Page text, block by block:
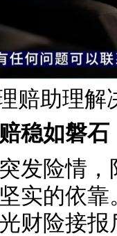
赔助理
稳如磐
发险情
实的依
财险接